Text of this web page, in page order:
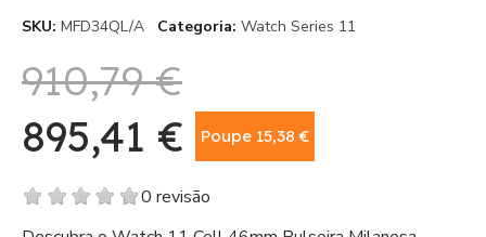
SKU MFD34QL/A Categoria Watch Series 11
910,79 €
895,41 €
Poupe 15,38 €
0 revisão